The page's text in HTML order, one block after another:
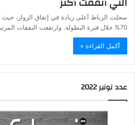
سجلت الرباط أعلى زيادة في إنفاق الزوار، حيث
70% خلال فترة البطولة. وارتفعت النفقات المرتبطة بالرياضة…
أكمل القراءة »
عدد نونبر 2022